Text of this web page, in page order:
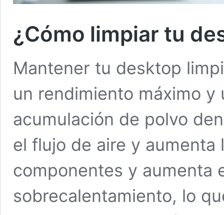
¿Cómo limpiar tu
Mantener tu desktop
un rendimiento máximo y
acumulación de polvo
el flujo de aire y
componentes y aumenta
sobrecalentamiento, lo